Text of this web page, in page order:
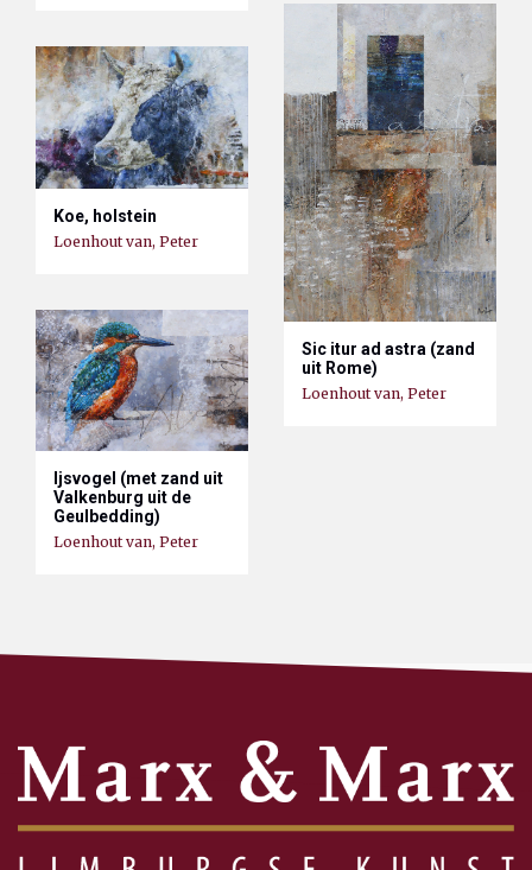
Sic itur ad astra (zand
uit Rome)
Loenhout van, Peter
Koe, holstein
Loenhout van, Peter
Ijsvogel (met zand uit
Valkenburg uit de
Geulbedding)
Loenhout van, Peter